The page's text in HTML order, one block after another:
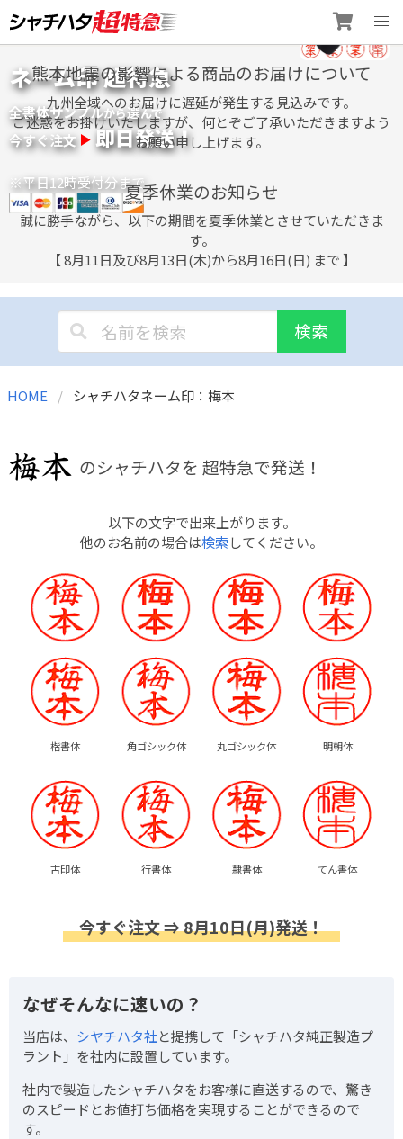
to
content
ネーム印 超特急
全書体サンプルから選んで
今すぐ注文 即日発送！
※平日12時受付分まで
熊本地震の影響による商品のお届けについて
九州全域へのお届けに遅延が発生する見込みです。
ご迷惑をお掛けいたしますが、何とぞご了承いただきますよう
お願い申し上げます。
夏季休業のお知らせ
誠に勝手ながら、以下の期間を夏季休業とさせていただきま
す。
【 8月11日及び8月13日(木)から8月16日(日) まで 】
検索
HOME シャチハタネーム印：梅本
のシャチハタを 超特急で発送！
以下の文字で出来上がります。
他のお名前の場合は検索してください。
楷書体 角ゴシック体 丸ゴシック体 明朝体
古印体 行書体 隷書体 てん書体
今すぐ注文 ⇒ 8月10日(月)発送！
なぜそんなに速いの？
当店は、 シヤチハタ社と提携して「シャチハタ純正製造プ
ラント」を社内に設置しています。
社内で製造したシャチハタをお客様に直送するので、驚き
のスピードとお値打ち価格を実現することができるので
す。